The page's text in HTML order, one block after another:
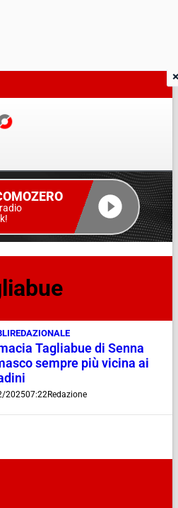
Tagliabue di Senna
sempre più vicina ai
202507:22Redazione